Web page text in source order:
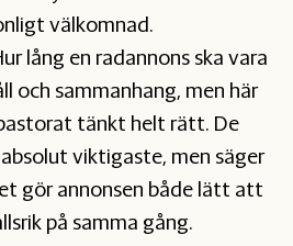
välkomnad.
lång en radannons ska vara
och sammanhang, men här
tänkt helt rätt. De
viktigaste, men säger
gör annonsen både lätt att
på samma gång.